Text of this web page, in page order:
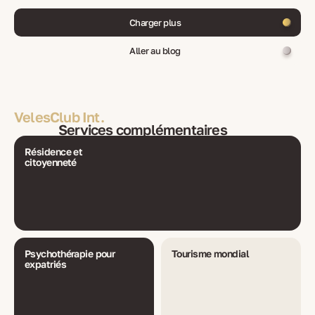
Charger plus
Aller au blog
VelesClub Int.
Services complémentaires
Résidence et
citoyenneté
Psychothérapie pour
expatriés
Tourisme mondial